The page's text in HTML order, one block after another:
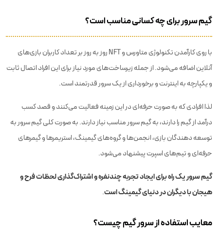
گیم سرور برای چه کسانی مناسب است؟
با روی کارآمدن تکنولوژی متاورس و NFT روز به روز بر تعداد کاربران بازی‌های
آنلاین اضافه می‌شود. از جمله زیرساخت‌های مورد نیاز برای این افراد اتصال ثابت
و یکپارچه به اینترنت و برخورداری از یک سرور قدرتمند است.
لذا افرادی که به صورت حرفه‌ای در این زمینه فعالیت می‌کنند و قصد کسب
درآمد از گیم را دارند، به گیم سرور مناسب نیاز دارند. به صورت کلی گیم سرور به
توسعه دهندگان بازی، انجمن‌ها و گروه‌های گیمینگ، استریمرها و گیمرهای
حرفه‌ای و تیم‌های اسپرت پیشنهاد می‌شود.
گیم سرور یک راه برای ایجاد تجربه چندنفره و اشتراک‌گذاری لحظات فرح و
هیجان با دیگران در دنیای گیمینگ است.
معایب استفاده از سرور گیم چیست؟